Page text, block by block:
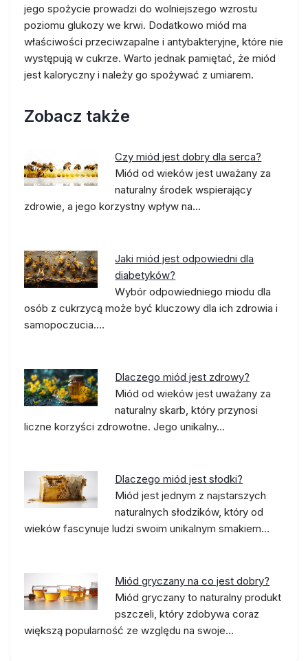
jego spożycie prowadzi do wolniejszego wzrostu
poziomu glukozy we krwi. Dodatkowo miód ma
właściwości przeciwzapalne i antybakteryjne, które nie
występują w cukrze. Warto jednak pamiętać, że miód
jest kaloryczny i należy go spożywać z umiarem.
Zobacz także
Czy miód jest dobry dla serca?
Miód od wieków jest uważany za
naturalny środek wspierający
zdrowie, a jego korzystny wpływ na…
Jaki miód jest odpowiedni dla
diabetyków?
Wybór odpowiedniego miodu dla
osób z cukrzycą może być kluczowy dla ich zdrowia i
samopoczucia.…
Dlaczego miód jest zdrowy?
Miód od wieków jest uważany za
naturalny skarb, który przynosi
liczne korzyści zdrowotne. Jego unikalny…
Dlaczego miód jest słodki?
Miód jest jednym z najstarszych
naturalnych słodzików, który od
wieków fascynuje ludzi swoim unikalnym smakiem…
Miód gryczany na co jest dobry?
Miód gryczany to naturalny produkt
pszczeli, który zdobywa coraz
większą popularność ze względu na swoje…